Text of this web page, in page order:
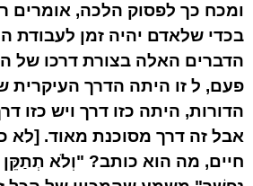
ומכח כך לפסוק הלכה, אומרים
בכדי שלאדם יהיה זמן לעבודת
הדברים האלה בצורת דרכו של
פעם, ל זו היתה הדרך העיקרית
הדורות, היתה כזו דרך ויש כזו
אבל זה דרך מסוכנת מאוד. [לא
חיים, מה הוא כותב? "וְלֹא